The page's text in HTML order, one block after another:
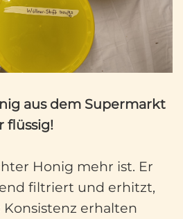
aus dem Supermarkt
flüssig!
Honig mehr ist. Er
filtriert und erhitzt,
erhalten